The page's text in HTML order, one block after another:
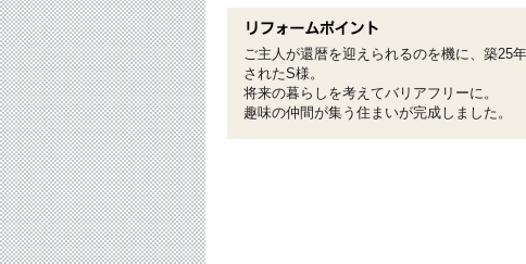
ご主人が還暦を迎えられるのを機に、築25
されたS様。
将来の暮らしを考えてバリアフリーに。
趣味の仲間が集う住まいが完成しました。